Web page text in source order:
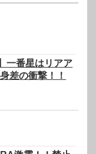
一番星はリアア
差の衝撃！！